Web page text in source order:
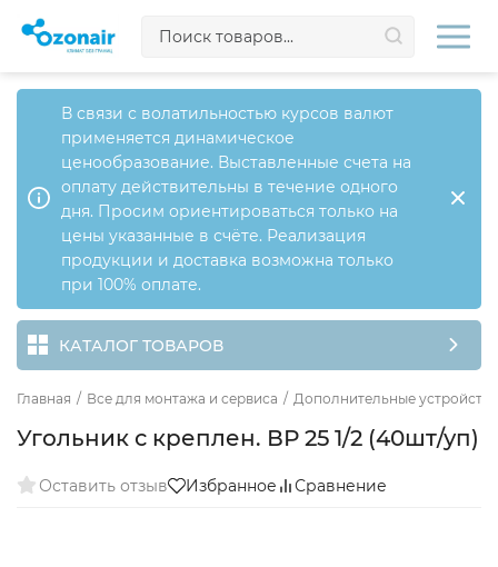
В связи с волатильностью курсов валют
применяется динамическое
ценообразование. Выставленные счета на
оплату действительны в течение одного
дня. Просим ориентироваться только на
цены указанные в счёте. Реализация
продукции и доставка возможна только
при 100% оплате.
КАТАЛОГ ТОВАРОВ
Главная / Все для монтажа и сервиса / Дополнительные
Угольник с креплен. ВР 25 1/2 (40шт/уп)
Оставить отзыв Избранное Сравнение